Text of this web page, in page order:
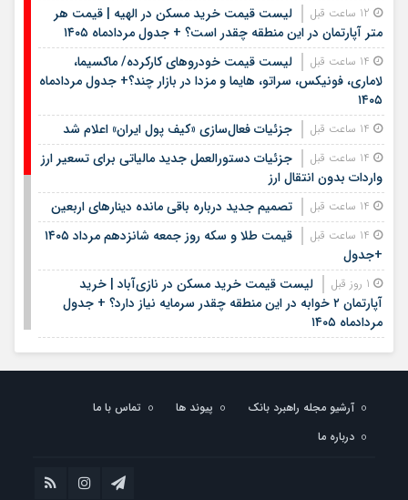
لیست قیمت خرید مسکن در الهیه | قیمت هر
متر آپارتمان در این منطقه چقدر است؟ + جدول مردادماه ۱۴۰۵
لیست قیمت خودروهای کارکرده/ ماکسیما،
لاماری، فونیکس، سراتو، هایما و مزدا در بازار چند؟+ جدول مردادماه
۱۴۰۵
جزئیات فعال‌سازی «کیف پول ایران» اعلام شد
جزئیات دستورالعمل جدید مالیاتی برای تسعیر ارز
واردات بدون انتقال ارز
تصمیم جدید درباره باقی مانده دینارهای اربعین
قیمت طلا و سکه روز جمعه شانزدهم مرداد ۱۴۰۵
+جدول
لیست قیمت خرید مسکن در نازی‌آباد | خرید
آپارتمان ۲ خوابه در این منطقه چقدر سرمایه نیاز دارد؟ + جدول
مردادماه ۱۴۰۵
1 روز قبل
هشتمین عرضه اولیه فرابورس در سال ۱۴۰۵ / جزئیات
عرضه سهام اعلام شد
لیست قیمت اجاره مسکن در یوسف‌آباد | رهن و
اجاره آپارتمان در این منطقه چقدر بودجه نیاز دارد؟ + جدول
مردادماه ۱۴۰۵
آرشیو مجله راهبرد بانک پیوند ها
تماس با ما
درباره ما